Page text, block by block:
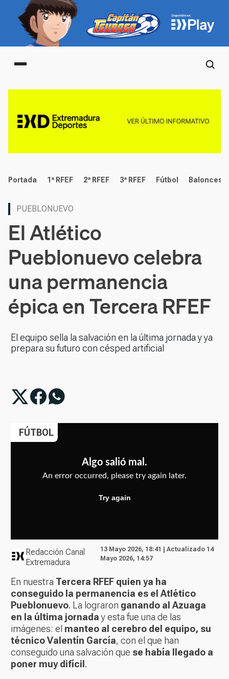
Main menu
deportes
Portada 1ª RFEF 2ª RFEF 3ª RFEF Fútbol Baloncesto
PUEBLONUEVO
El Atlético
Pueblonuevo celebra
una permanencia
épica en Tercera RFEF
El equipo sella la salvación en la última jornada y ya
prepara su futuro con césped artificial
FÚTBOL
Redacción Canal
Extremadura
13 Mayo 2026, 18:41 | Actualizado 14
Mayo 2026, 14:57
En nuestra Tercera RFEF quien ya ha
conseguido la permanencia es el Atlético
Pueblonuevo. La lograron ganando al Azuaga
en la última jornaday esta fue una de las
imágenes: el manteo al cerebro del equipo, su
técnico Valentín García, con el que han
conseguido una salvación que se había llegado a
poner muy difícil .